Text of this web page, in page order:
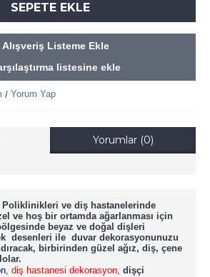
SEPETE EKLE
Alışveriş Listeme Ekle
listesine ekle
/ Yorum Yap
Yorumlar (0)
Poliklinikleri ve diş hastanelerinde
ve hoş bir ortamda ağarlanması için
beyaz ve doğal dişleri
desenleri ile duvar dekorasyonunuzu
birbirinden güzel ağız, diş, çene
, diş hastanesi dekorasyon, dişçi